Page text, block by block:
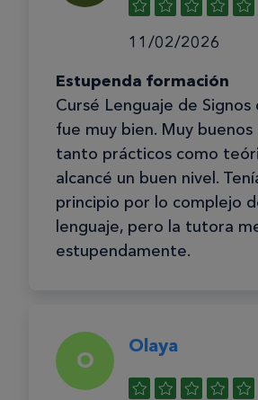
11/02/2026
Estupenda formación
Cursé Lenguaje de Signos
fue muy bien. Muy
tanto prácticos como
alcancé un buen nivel.
principio por lo complejo
lenguaje, pero la tutora
estupendamente.
O
Olaya